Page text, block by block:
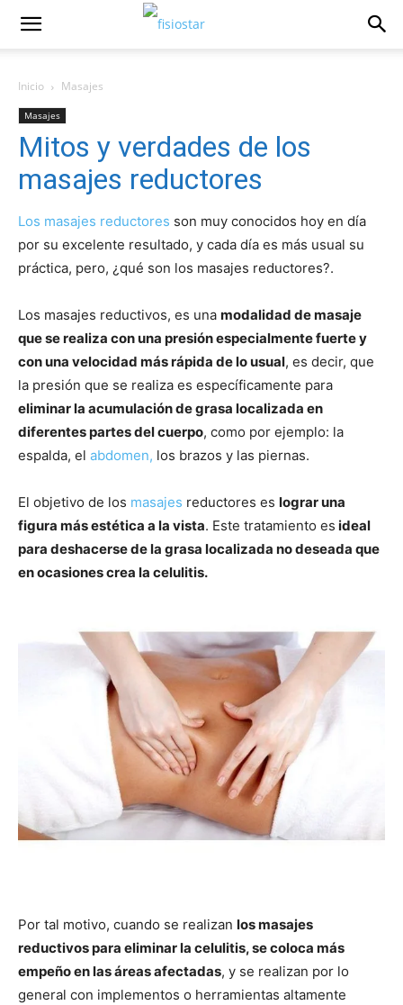
Inicio Masajes
Masajes
Mitos y verdades de los
masajes reductores
Los masajes reductores son muy conocidos hoy en día
por su excelente resultado, y cada día es más usual su
práctica, pero, ¿qué son los masajes reductores?.
Los masajes reductivos, es una modalidad de masaje
que se realiza con una presión especialmente fuerte y
con una velocidad más rápida de lo usual, es decir, que
la presión que se realiza es específicamente para
eliminar la acumulación de grasa localizada en
diferentes partes del cuerpo, como por ejemplo: la
espalda, el abdomen, los brazos y las piernas.
El objetivo de los masajes reductores es lograr una
figura más estética a la vista. Este tratamiento es ideal
para deshacerse de la grasa localizada no deseada que
en ocasiones crea la celulitis.
Por tal motivo, cuando se realizan los masajes
reductivos para eliminar la celulitis, se coloca más
empeño en las áreas afectadas, y se realizan por lo
general con implementos o herramientas altamente